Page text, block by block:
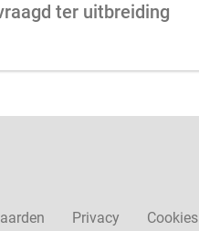
ter uitbreiding
Privacy Cookies